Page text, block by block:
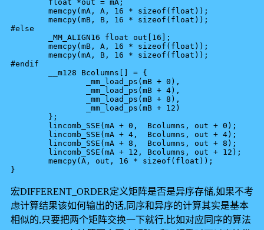
#else
#endif
宏DIFFERENT_ORDER定义矩阵是否是异序存储,如果不考
虑计算结果该如何输出的话,同序和异序的计算其实是基本
相似的,只要把两个矩阵交换一下就行,比如对应同序的算法